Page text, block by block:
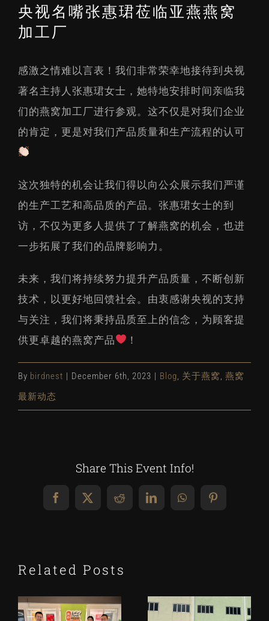
央视名嘴张惠珺莅临亚燕燕窝
加工厂
感激之情难以言表！我们非常荣幸地接待到央视
著名主持人张惠珺女士，她特地安排时间亲临我
们的燕窝加工厂进行参观。这不仅是对我们企业
的肯定，更是对我们产品质量和生产流程的认可
这次独特的机会让我们得以向公众展示我们严谨
的生产工艺和高品质的产品。张惠珺女士的到
访，不仅为更多人提供了了解燕窝的机会，也进
一步拓展了我们的品牌影响力。
未来，我们将持续努力提升产品质量，不断创新
技术，以更好地回馈社会。由衷感谢央视的支持
与关注，我们将秉持品质至上的信念，为顾客提
供更卓越的燕窝产品
！
By birdnest | December 6th, 2023 | Blog, 关于燕窝, 燕窝
最新动态
Share This Event Info!
Facebook
X RedditLinkedInWhatsAppPinterest
Related Posts